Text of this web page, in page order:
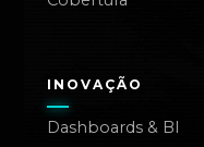
INOVAÇÃO
Dashboards & BI